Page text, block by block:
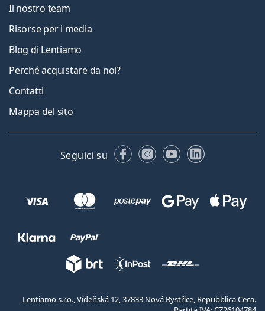
Il nostro team
Risorse per i media
Blog di Lentiamo
Perché acquistare da noi?
Contatti
Mappa del sito
Seguici su FacebookInstagram
YouTubeLinkedIn
Lentiamo s.r.o., Vídeňská 12, 37833 Nová Bystřice, Repubblica Ceca.